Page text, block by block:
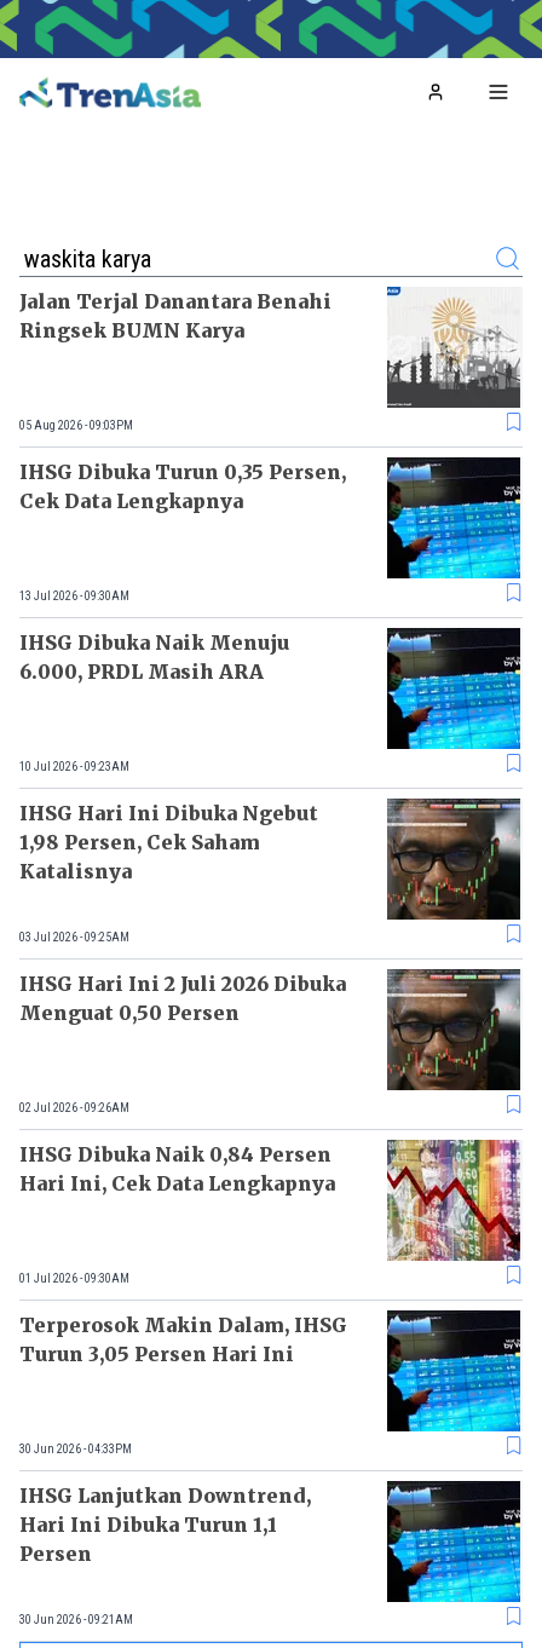
Home
Search
Jalan Terjal Danantara Benahi
Ringsek BUMN Karya
05 Aug 2026 - 09:03PM
IHSG Dibuka Turun 0,35 Persen,
Cek Data Lengkapnya
13 Jul 2026 - 09:30AM
IHSG Dibuka Naik Menuju
6.000, PRDL Masih ARA
10 Jul 2026 - 09:23AM
IHSG Hari Ini Dibuka Ngebut
1,98 Persen, Cek Saham
Katalisnya
03 Jul 2026 - 09:25AM
IHSG Hari Ini 2 Juli 2026 Dibuka
Menguat 0,50 Persen
02 Jul 2026 - 09:26AM
IHSG Dibuka Naik 0,84 Persen
Hari Ini, Cek Data Lengkapnya
01 Jul 2026 - 09:30AM
Terperosok Makin Dalam, IHSG
Turun 3,05 Persen Hari Ini
30 Jun 2026 - 04:33PM
IHSG Lanjutkan Downtrend,
Hari Ini Dibuka Turun 1,1
Persen
30 Jun 2026 - 09:21AM